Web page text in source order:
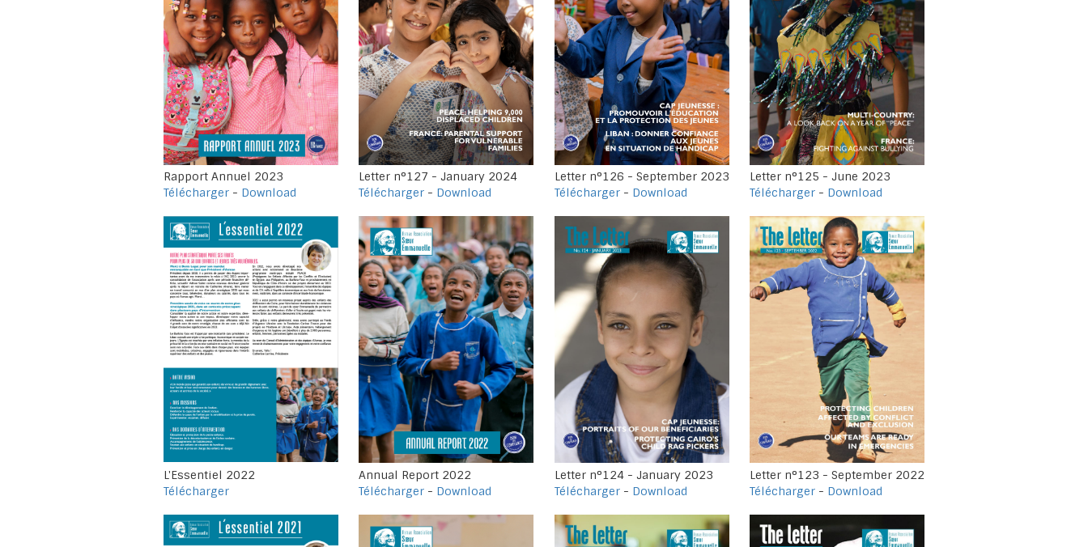
Rapport Annuel 2023
Télécharger - Download
Letter n°127 - January 2024
Télécharger - Download
Letter n°126 - September 2023
Télécharger- Download
Letter n°125 - June 2023
Télécharger- Download
L'Essentiel 2022
Télécharger
Annual Report 2022
Télécharger - Download
Letter n°124 - January 2023
Télécharger- Download
Letter n°123 - September 2022
Télécharger- Download